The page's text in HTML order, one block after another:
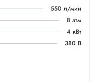
550 л/мин
8 атм
4 кВт
380 В